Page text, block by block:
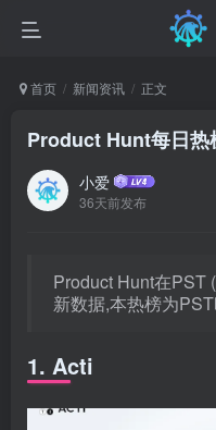
首页 新闻资讯 正文
Product Hunt每日热
小爱
36天前发布
Product Hunt在PST
新数据,本热榜为
1. Acti